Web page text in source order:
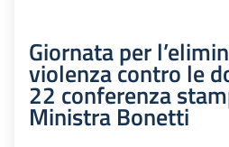
Giornata per
violenza contro le
22 conferenza
Ministra Bonetti